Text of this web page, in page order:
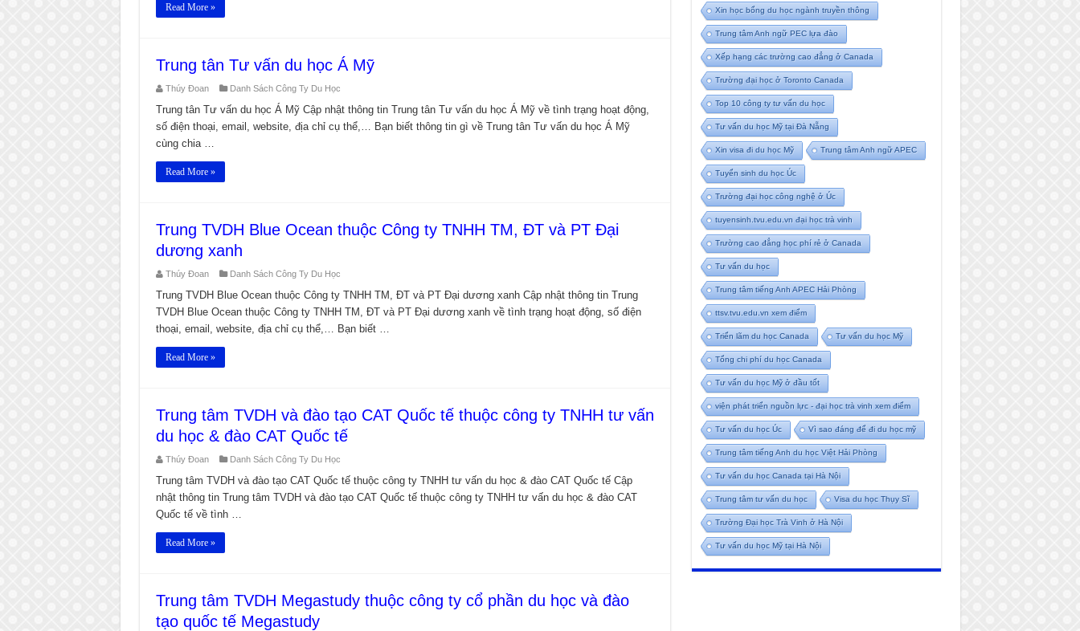
Read More »
Trung tân Tư vấn du học Á Mỹ
Thúy Đoan Danh Sách Công Ty Du Học
Trung tân Tư vấn du học Á Mỹ Cập nhật thông tin Trung tân Tư vấn du học Á Mỹ về tình trạng hoạt động,
số điện thoại, email, website, địa chỉ cụ thể,… Bạn biết thông tin gì về Trung tân Tư vấn du học Á Mỹ
cùng chia …
Read More »
Trung TVDH Blue Ocean thuộc Công ty TNHH TM, ĐT và PT Đại
dương xanh
Thúy Đoan Danh Sách Công Ty Du Học
Trung TVDH Blue Ocean thuộc Công ty TNHH TM, ĐT và PT Đại dương xanh Cập nhật thông tin Trung
TVDH Blue Ocean thuộc Công ty TNHH TM, ĐT và PT Đại dương xanh về tình trạng hoạt động, số điện
thoại, email, website, địa chỉ cụ thể,… Bạn biết …
Read More »
Trung tâm TVDH và đào tạo CAT Quốc tế thuộc công ty TNHH tư vấn
du học & đào CAT Quốc tế
Thúy Đoan Danh Sách Công Ty Du Học
Trung tâm TVDH và đào tạo CAT Quốc tế thuộc công ty TNHH tư vấn du học & đào CAT Quốc tế Cập
nhật thông tin Trung tâm TVDH và đào tạo CAT Quốc tế thuộc công ty TNHH tư vấn du học & đào CAT
Quốc tế về tình …
Read More »
Trung tâm TVDH Megastudy thuộc công ty cổ phần du học và đào
tạo quốc tế Megastudy
Xin học bổng du học ngành truyền thông
Trung tâm Anh ngữ PEC lựa đào
Xếp hạng các trường cao đẳng ở Canada
Trường đại học ở Toronto Canada
Top 10 công ty tư vấn du học
Tư vấn du học Mỹ tại Đà Nẵng
Xin visa đi du học Mỹ Trung tâm Anh ngữ APEC
Tuyển sinh du học Úc
Trường đại học công nghệ ở Úc
tuyensinh.tvu.edu.vn đại học trà vinh
Trường cao đẳng học phí rẻ ở Canada
Tư vấn du học
Trung tâm tiếng Anh APEC Hải Phòng
ttsv.tvu.edu.vn xem điểm
Triển lãm du học Canada Tư vấn du học Mỹ
Tổng chi phí du học Canada
Tư vấn du học Mỹ ở đầu tốt
viện phát triển nguồn lực - đại học trà vinh xem điểm
Tư vấn du học Úc Vì sao đáng để đi du học mỹ
Trung tâm tiếng Anh du học Việt Hải Phòng
Tư vấn du học Canada tại Hà Nội
Trung tâm tư vấn du học Visa du học Thụy Sĩ
Trường Đại học Trà Vinh ở Hà Nội
Tư vấn du học Mỹ tại Hà Nội